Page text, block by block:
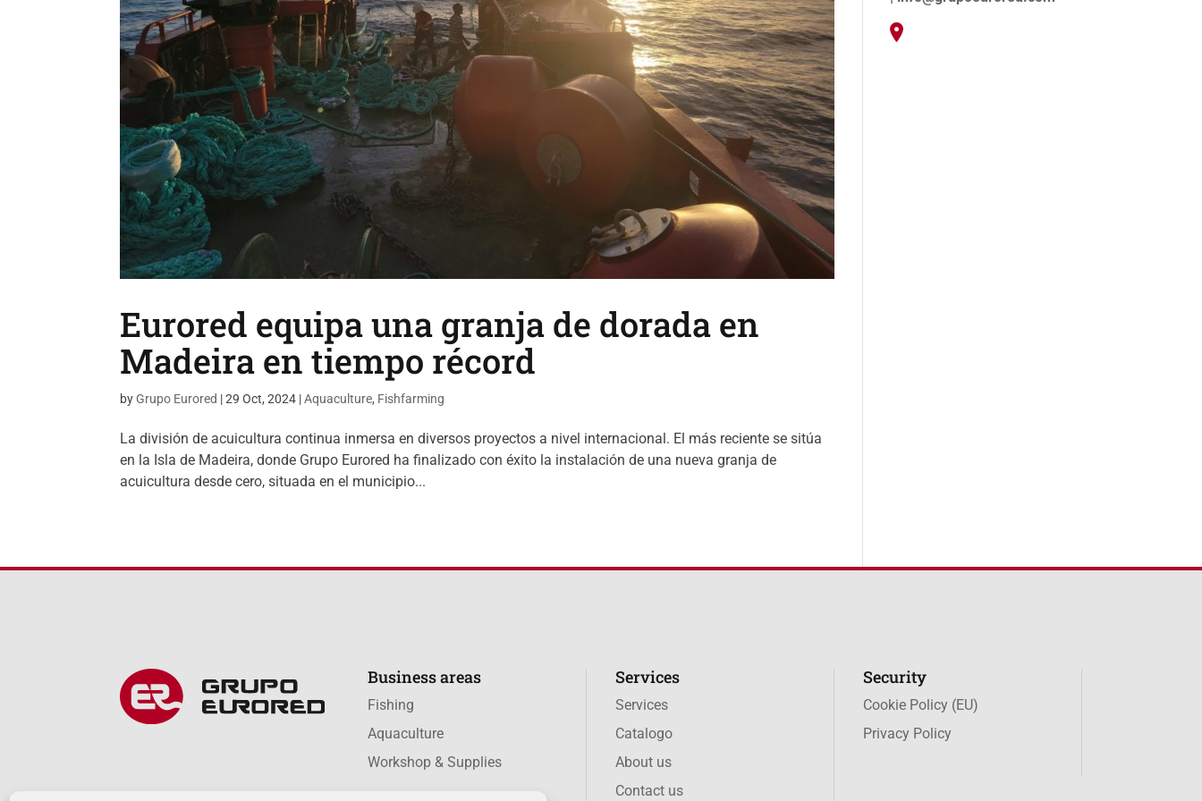
Eurored equipa una granja de dorada en
Madeira en tiempo récord
byGrupo Eurored |29 Oct, 2024 |Aquaculture, Fishfarming
La división de acuicultura continua inmersa en diversos proyectos a nivel internacional. El más reciente se sitúa
en la Isla de Madeira, donde Grupo Eurored ha finalizado con éxito la instalación de una nueva granja de
acuicultura desde cero, situada en el municipio...
Business areas
Fishing
Aquaculture
Workshop & Supplies
Services
Services
Catalogo
About us
Contact us
Security
Cookie Policy (EU)
Privacy Policy